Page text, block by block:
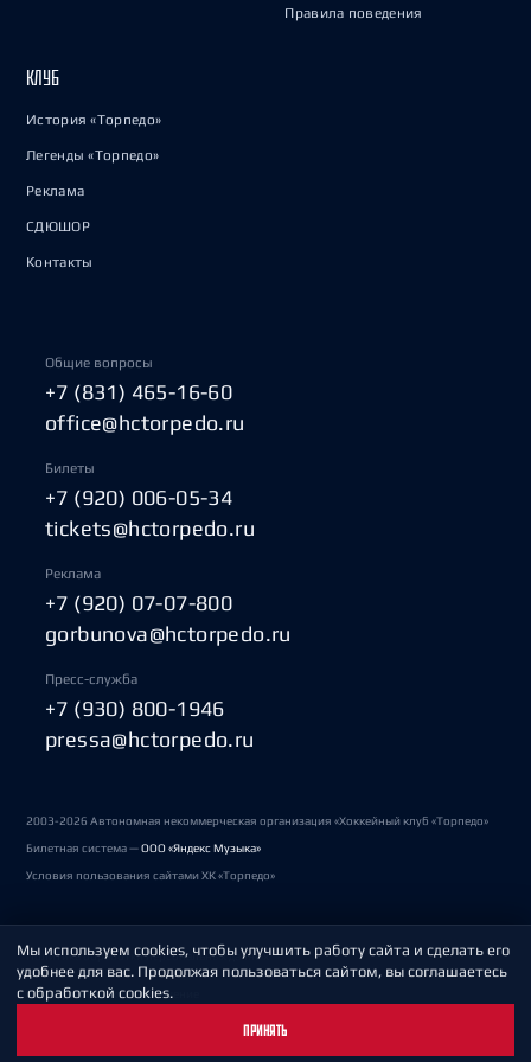
Правила поведения
КЛУБ
История «Торпедо»
Легенды «Торпедо»
Реклама
СДЮШОР
Контакты
Общие вопросы
+7 (831) 465-16-60
office@hctorpedo.ru
Билеты
+7 (920) 006-05-34
tickets@hctorpedo.ru
Реклама
+7 (920) 07-07-800
gorbunova@hctorpedo.ru
Пресс-служба
+7 (930) 800-1946
pressa@hctorpedo.ru
2003-2026 Автономная некоммерческая организация «Хоккейный клуб «Торпедо»
Билетная система —ООО «Яндекс Музыка»
Условия пользования сайтами ХК «Торпедо»
Политика обработки персональных данных
Пользовательское соглашение
Мы используем cookies, чтобы улучшить работу сайта и сделать его
удобнее для вас. Продолжая пользоваться сайтом, вы соглашаетесь
с обработкой cookies.
ПРИНЯТЬ